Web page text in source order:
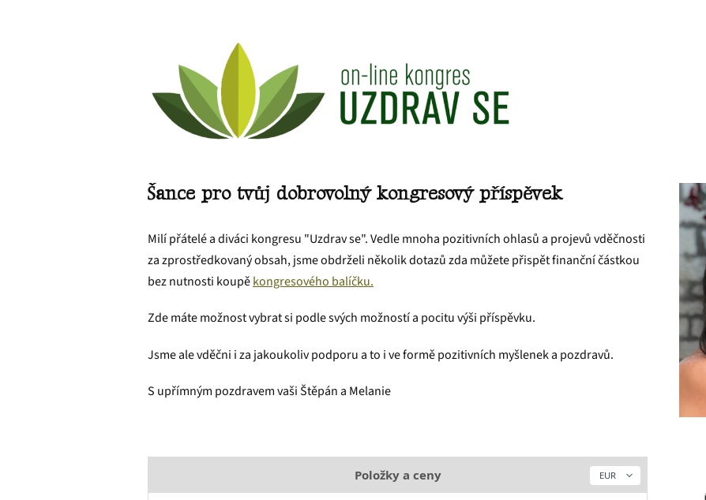
Šance pro tvůj dobrovolný kongresový příspěvek
Milí přátelé a diváci kongresu "Uzdrav se". Vedle mnoha pozitivních ohlasů a projevů vděčnosti
za zprostředkovaný obsah, jsme obdrželi několik dotazů zda můžete přispět finanční částkou
bez nutnosti koupěkongresového balíčku.
Zde máte možnost vybrat si podle svých možností a pocitu výši příspěvku.
Jsme ale vděčni i za jakoukoliv podporu a to i ve formě pozitivních myšlenek a pozdravů.
S upřímným pozdravem vaši Štěpán a Melanie
Položky a ceny